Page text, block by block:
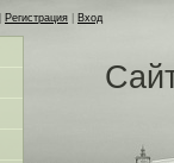
Регистрация Вход